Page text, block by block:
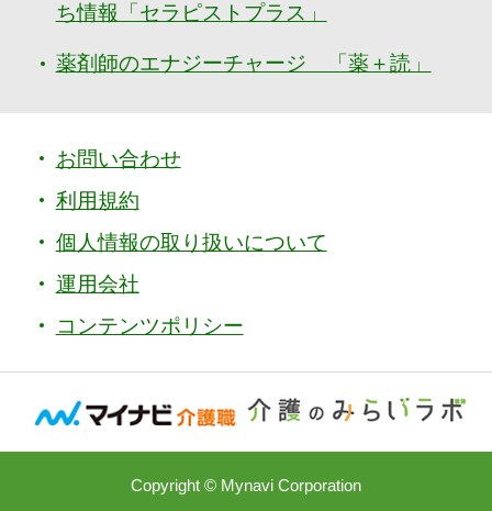
ち情報「セラピストプラス」
薬剤師のエナジーチャージ 「薬＋読」
お問い合わせ
利用規約
個人情報の取り扱いについて
運用会社
コンテンツポリシー
Copyright © Mynavi Corporation